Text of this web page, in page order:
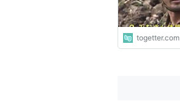
togetter.com